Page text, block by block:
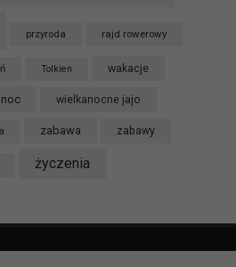
przyroda rajd rowerowy
Tolkien wakacje
wielkanocne jajo
zabawa zabawy
życzenia